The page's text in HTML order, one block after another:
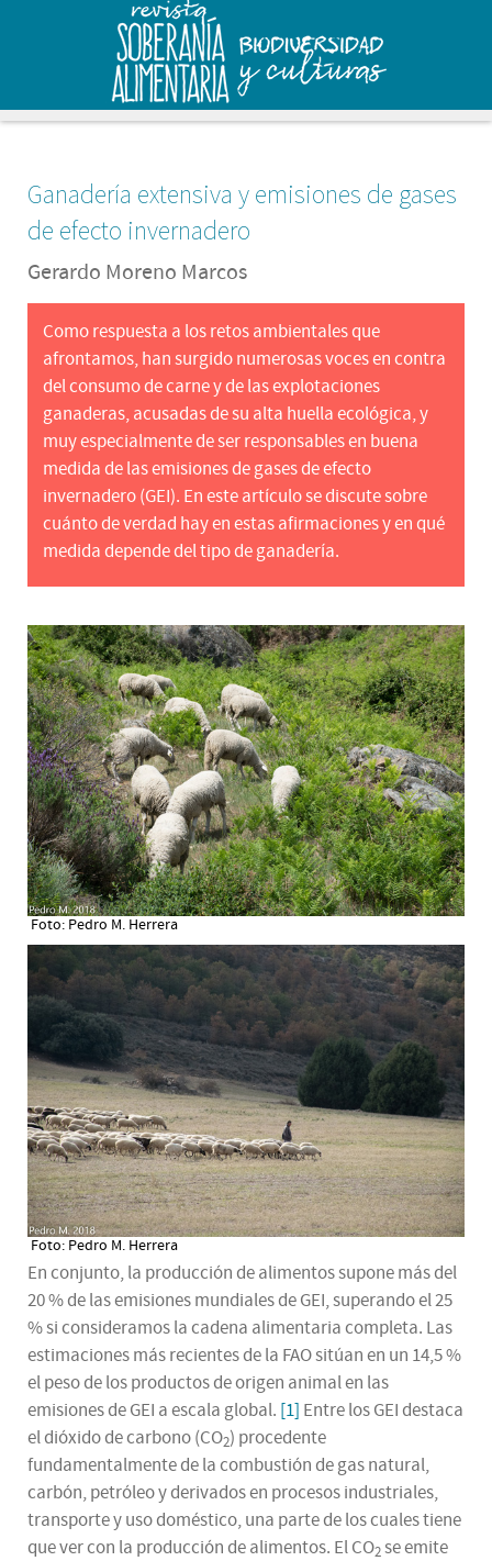
Ganadería extensiva y emisiones de gases
de efecto invernadero
Gerardo Moreno Marcos
Como respuesta a los retos ambientales que
afrontamos, han surgido numerosas voces en contra
del consumo de carne y de las explotaciones
ganaderas, acusadas de su alta huella ecológica, y
muy especialmente de ser responsables en buena
medida de las emisiones de gases de efecto
invernadero (GEI). En este artículo se discute sobre
cuánto de verdad hay en estas afirmaciones y en qué
medida depende del tipo de ganadería.
Foto: Pedro M. Herrera
Foto: Pedro M. Herrera
En conjunto, la producción de alimentos supone más del
20 % de las emisiones mundiales de GEI, superando el 25
% si consideramos la cadena alimentaria completa. Las
estimaciones más recientes de la FAO sitúan en un 14,5 %
el peso de los productos de origen animal en las
emisiones de GEI a escala global. [1] Entre los GEI destaca
el dióxido de carbono (CO2) procedente
fundamentalmente de la combustión de gas natural,
carbón, petróleo y derivados en procesos industriales,
transporte y uso doméstico, una parte de los cuales tiene
que ver con la producción de alimentos. El CO2se emite